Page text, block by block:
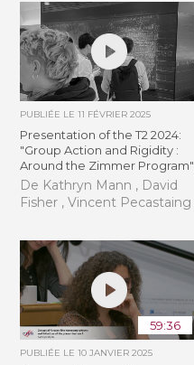
PUBLIÉE LE11 FÉVRIER 2025
Presentation of the T2 2024:
"Group Action and Rigidity :
Around the Zimmer Program"
De Kathryn Mann , David
Fisher , Vincent Pecastaing
59:36
PUBLIÉE LE10 JANVIER 2025